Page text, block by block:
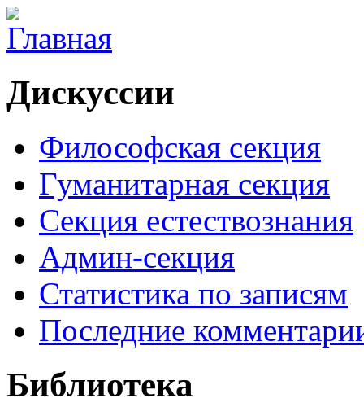
Дискуссии
Философская секция
Гуманитарная секция
Секция естествознания
Админ-секция
Статистика по записям
Последние
Библиотека